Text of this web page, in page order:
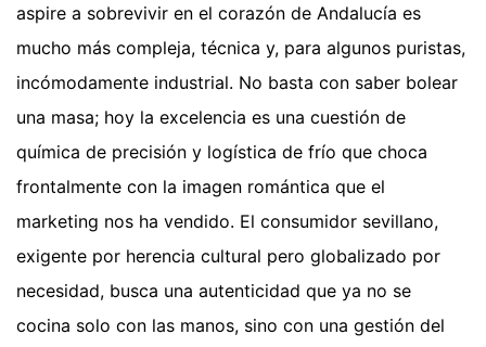
aspire a sobrevivir en el corazón de Andalucía es
mucho más compleja, técnica y, para algunos puristas,
incómodamente industrial. No basta con saber bolear
una masa; hoy la excelencia es una cuestión de
química de precisión y logística de frío que choca
frontalmente con la imagen romántica que el
marketing nos ha vendido. El consumidor sevillano,
exigente por herencia cultural pero globalizado por
necesidad, busca una autenticidad que ya no se
cocina solo con las manos, sino con una gestión del